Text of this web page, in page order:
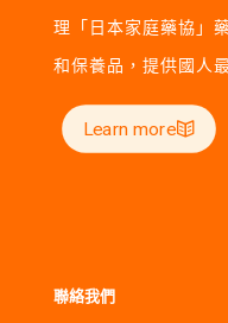
理「日本家庭藥協」
和保養品，提供國人
Learn more
聯絡我們